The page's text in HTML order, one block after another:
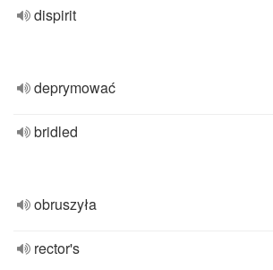
dispirit
deprymować
bridled
obruszyła
rector's